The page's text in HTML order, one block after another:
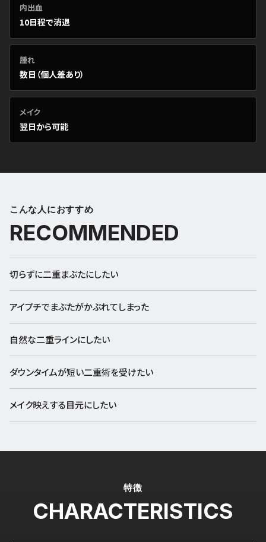
内出血
10日程で消退
腫れ
数日（個人差あり）
メイク
翌日から可能
こんな人におすすめ
RECOMMENDED
切らずに二重まぶたにしたい
アイプチでまぶたがかぶれてしまった
自然な二重ラインにしたい
ダウンタイムが短い二重術を受けたい
メイク映えする目元にしたい
特徴
CHARACTERISTICS